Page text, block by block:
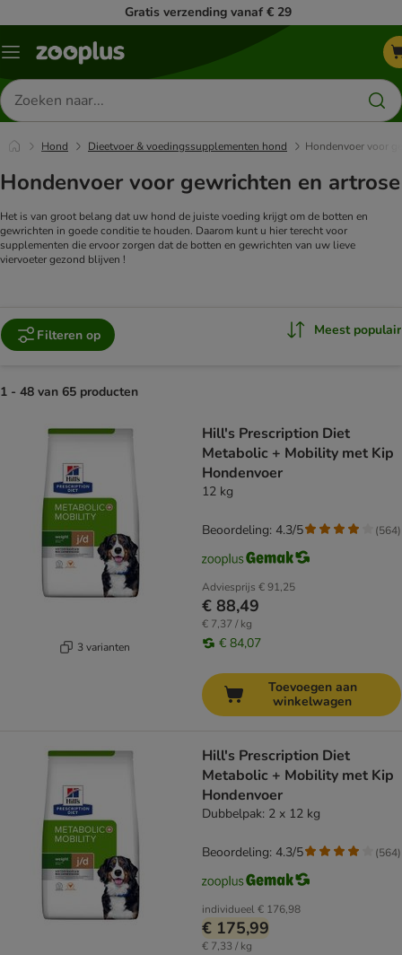
Gratis verzending vanaf € 29
Menu
Zoeken
naar
producten
Hond Dieetvoer & voedingssupplementen hond Hondenvoer voor
Hondenvoer voor gewrichten en artrose
Het is van groot belang dat uw hond de juiste voeding krijgt om de botten en
gewrichten in goede conditie te houden. Daarom kunt u hier terecht voor
supplementen die ervoor zorgen dat de botten en gewrichten van uw lieve
viervoeter gezond blijven !
Filteren op Meest populair
1 - 48 van 65 producten
3 varianten
Hill's Prescription Diet
Metabolic + Mobility met Kip
Hondenvoer
12 kg
Adviesprijs € 91,25
€ 88,49
€ 7,37 / kg
€ 84,07
Beoordeling: 4.3/5 (564)
Toevoegen aan
winkelwagen
Hill's Prescription Diet
Metabolic + Mobility met Kip
Hondenvoer
Dubbelpak: 2 x 12 kg
individueel€ 176,98
€ 175,99
€ 7,33 / kg
Beoordeling: 4.3/5 (564)